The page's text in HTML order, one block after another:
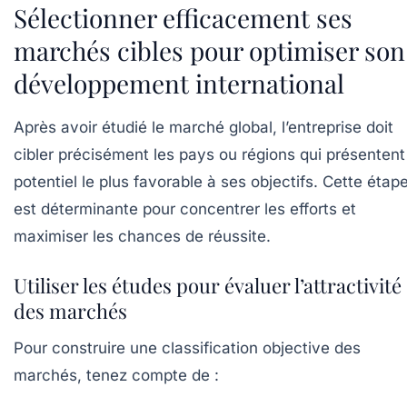
Sélectionner efficacement ses
marchés cibles pour optimiser son
développement international
Après avoir étudié le marché global, l’entreprise doit
cibler précisément les pays ou régions qui
potentiel le plus favorable à ses objectifs. Cette
est déterminante pour concentrer les efforts et
maximiser les chances de réussite.
Utiliser les études pour évaluer l’attractivité
des marchés
Pour construire une classification objective des
marchés, tenez compte de :